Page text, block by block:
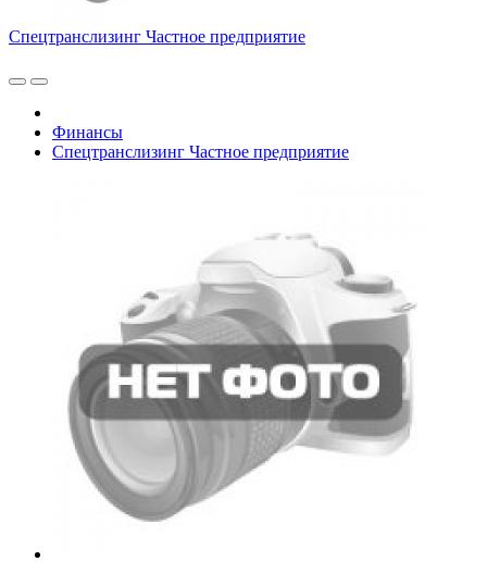
Спецтранслизинг Частное предприятие
Финансы
Спецтранслизинг Частное предприятие